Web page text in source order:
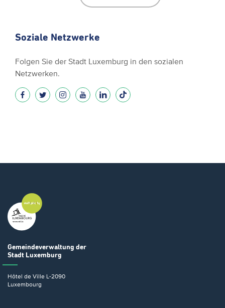
Soziale Netzwerke
Folgen Sie der Stadt Luxemburg in den sozialen
Netzwerken.
Gemeindeverwaltung der
Stadt Luxemburg
Hôtel de Ville L-2090
Luxembourg